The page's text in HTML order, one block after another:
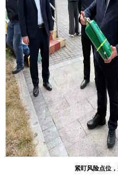
紧盯风险点位